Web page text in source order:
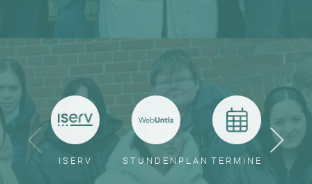
ISERV STUNDENPLAN TERMINE